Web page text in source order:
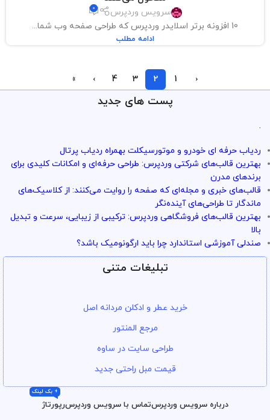
سرویس وردپرس 0
10 افزونه برتر اسلایدر وردپرس که طراحی صفحه وب شما...
ادامه مطلب
‹
1
2
3
4
›
»
پست های جدید
.
ردیاب حرفه ای خودرو و موتورسیکلت بهمراه ردیاب پرتال
بهترین قالب‌های شرکتی وردپرس: طراحی حرفه‌ای و امکانات کلیدی برای
برندهای مدرن
قالب‌های خبری و مجله‌ای که صفحه را روایت می‌کنند: از کلاسیک‌های
ماندگار تا طراحی‌های آینده‌نگر
بهترین قالب‌های فروشگاهی وردپرس: ترکیبی از زیبایی، سرعت و تبدیل
بالا
صندلی آموزشی استاندارد چرا باید ارگونومیک باشد؟
تبلیغات متنی
خرید عطر و ادکلن مردانه اصل
مرجع المنتور
طراحی سایت در ساوه
قیمت مبل راحتی جدید
درباره سرویس وردپرستماس با سرویس وردپرسرپورتاژ
+ بک لینک